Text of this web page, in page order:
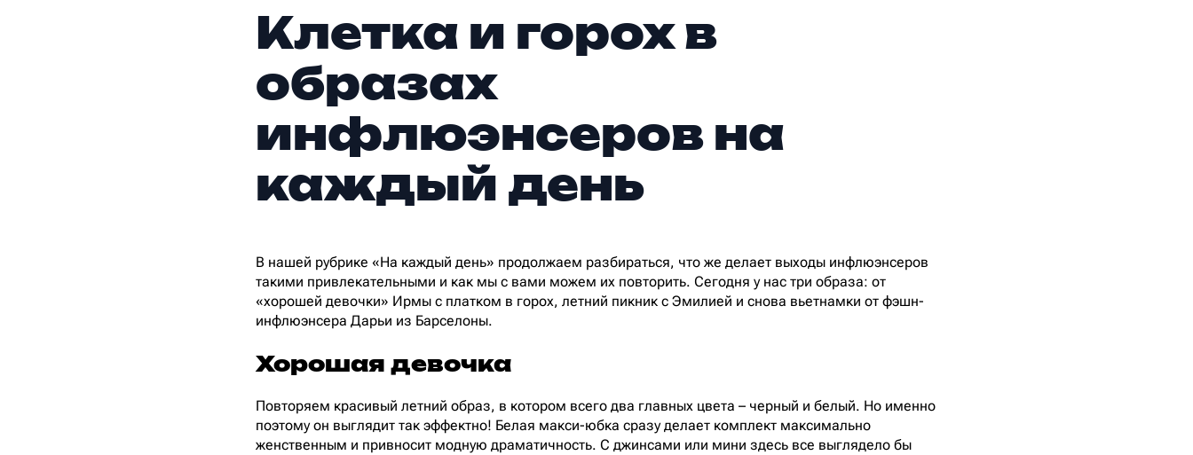
Клетка и горох в
образах
инфлюэнсеров на
каждый день
В нашей рубрике «На каждый день» продолжаем разбираться, что же делает выходы инфлюэнсеров
такими привлекательными и как мы с вами можем их повторить. Сегодня у нас три образа: от
«хорошей девочки» Ирмы с платком в горох, летний пикник с Эмилией и снова вьетнамки от фэшн-
инфлюэнсера Дарьи из Барселоны.
Хорошая девочка
Повторяем красивый летний образ, в котором всего два главных цвета – черный и белый. Но именно
поэтому он выглядит так эффектно! Белая макси-юбка сразу делает комплект максимально
женственным и привносит модную драматичность. С джинсами или мини здесь все выглядело бы